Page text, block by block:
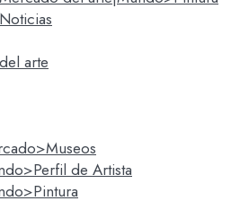
arte
de Artista